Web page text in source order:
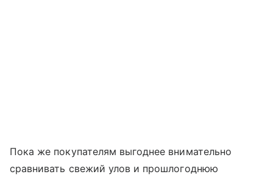
Пока же покупателям выгоднее внимательно
сравнивать свежий улов и прошлогоднюю